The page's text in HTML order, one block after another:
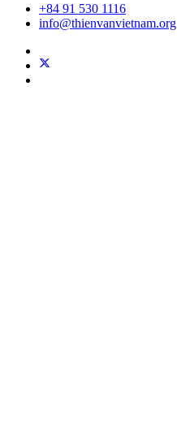
+84 91 530 1116
info@thienvanvietnam.org